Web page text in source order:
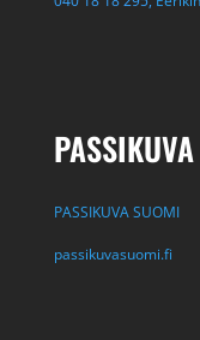
PASSIKUVA SUOMI
passikuvasuomi.fi